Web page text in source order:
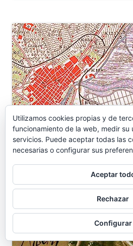
HOMENAJE A RAFAEL
Utilizamos cookies propias y de
funcionamiento de la web, medir su
servicios. Puede aceptar todas las
necesarias o configurar sus
Aceptar
Rechazar
Configurar